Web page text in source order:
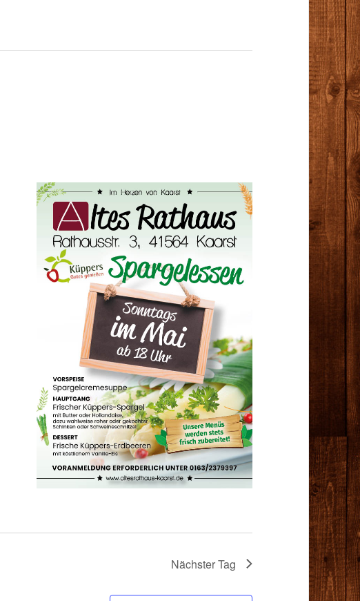
Nächster Tag